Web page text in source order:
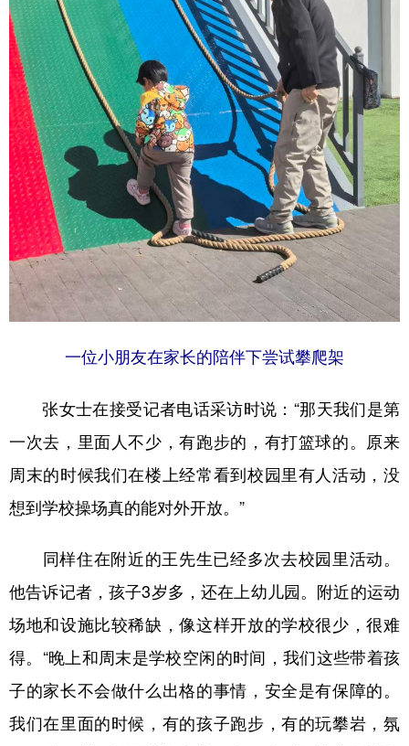
一位小朋友在家长的陪伴下尝试攀爬架
张女士在接受记者电话采访时说：“那天我们是第
一次去，里面人不少，有跑步的，有打篮球的。原来
周末的时候我们在楼上经常看到校园里有人活动，没
想到学校操场真的能对外开放。”
同样住在附近的王先生已经多次去校园里活动。
他告诉记者，孩子3岁多，还在上幼儿园。附近的运动
场地和设施比较稀缺，像这样开放的学校很少，很难
得。“晚上和周末是学校空闲的时间，我们这些带着孩
子的家长不会做什么出格的事情，安全是有保障的。
我们在里面的时候，有的孩子跑步，有的玩攀岩，氛